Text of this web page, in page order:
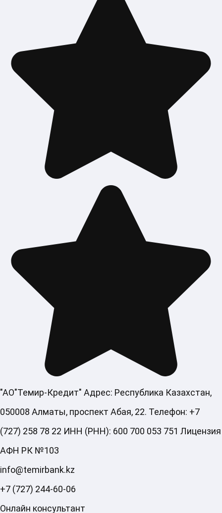
"АО"Темир-Кредит" Адрес: Республика Казахстан,
050008 Алматы, проспект Абая, 22. Телефон: +7
(727) 258 78 22 ИНН (РНН): 600 700 053 751 Лицензия
АФН РК №103
info@temirbank.kz
+7 (727) 244-60-06
Онлайн консультант